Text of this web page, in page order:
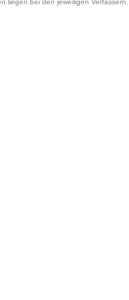
liegen bei den jeweiligen